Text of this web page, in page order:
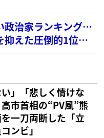
政治家ランキング…
抑えた圧倒的1位
い」「悲しく情けな
市首相の“PV風”熊
一刀両断した「立
ンビ」